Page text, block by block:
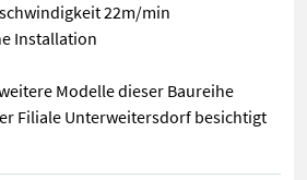
22m/min
Installation
Modelle dieser Baureihe
Filiale Unterweitersdorf besichtigt
Sofort Verfügbar in